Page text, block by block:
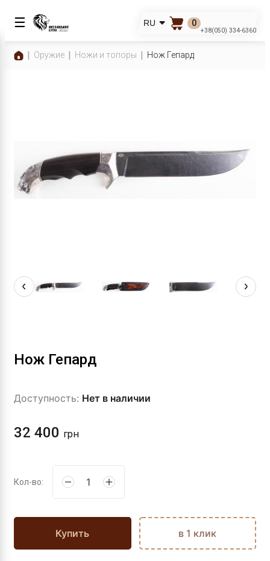
☰ RU 0
+38(050) 334-6360
Оружие Ножи и топоры Нож Гепард
Нож Гепард
Доступность: Нет в наличии
32 400 грн
Кол-во:
Купить в 1 клик